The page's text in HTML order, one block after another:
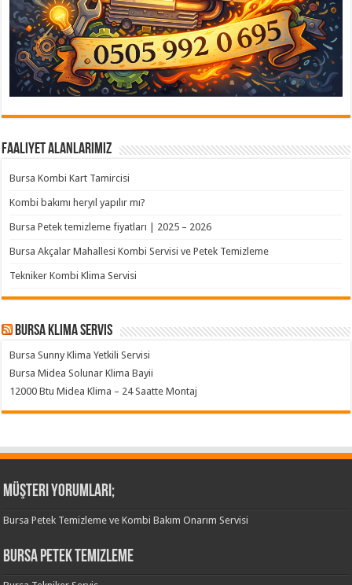
Faaliyet Alanlarımız
Bursa Kombi Kart Tamircisi
Kombi bakımı heryıl yapılır mı?
Bursa Petek temizleme fiyatları | 2025 – 2026
Bursa Akçalar Mahallesi Kombi Servisi ve Petek Temizleme
Tekniker Kombi Klima Servisi
Bursa klima servis
Bursa Sunny Klima Yetkili Servisi
Bursa Midea Solunar Klima Bayii
12000 Btu Midea Klima – 24 Saatte Montaj
Müşteri Yorumları;
Bursa Petek Temizleme ve Kombi Bakım Onarım Servisi
Bursa Petek Temizleme